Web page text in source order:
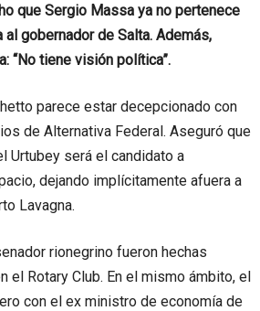
que Sergio Massa ya no pertenece
gobernador de Salta. Además,
“No tiene visión política”.
parece estar decepcionado con
de Alternativa Federal. Aseguró que
Urtubey será el candidato a
dejando implícitamente afuera a
Lavagna.
rionegrino fueron hechas
el Rotary Club. En el mismo ámbito, el
con el ex ministro de economía de